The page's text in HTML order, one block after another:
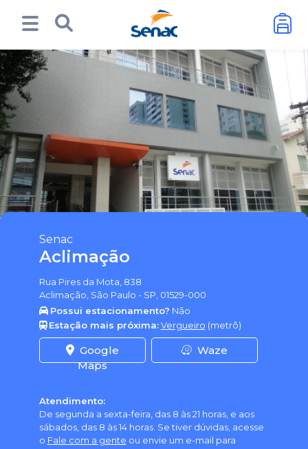
Senac
Aclimação
Rua Pires da Mota, 838
Aclimação, São Paulo - SP, 01529-000
Possui estacionamento? Não
Estação mais próxima: Vergueiro (metrô)
Google
Maps
Waze
Atendimento:
De segunda a sexta-feira, das 8 às 21 horas, e aos
sábados, das 8 às 14 horas. Se tiver dúvidas, acesse
o Fale com a gente ou envie um e-mail para